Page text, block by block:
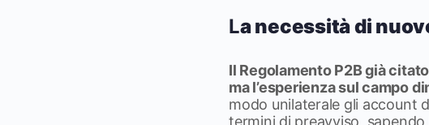
La necessità di
Il Regolamento P2B già
ma l’esperienza sul campo
modo unilaterale gli account
termini di preavviso,